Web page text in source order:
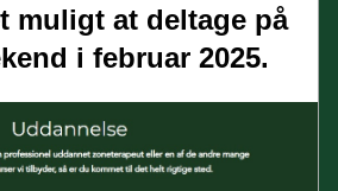
muligt at deltage på
i februar 2025.